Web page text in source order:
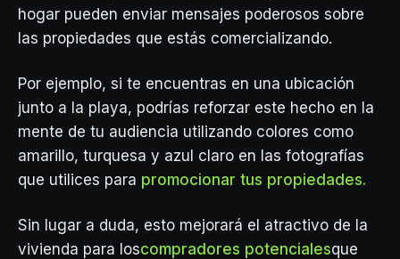
hogar pueden enviar mensajes poderosos sobre
las propiedades que estás comercializando.
Por ejemplo, si te encuentras en una ubicación
junto a la playa, podrías reforzar este hecho en la
mente de tu audiencia utilizando colores como
amarillo, turquesa y azul claro en las fotografías
que utilices para promocionar tus propiedades.
Sin lugar a duda, esto mejorará el atractivo de la
vivienda para loscompradores potencialesque